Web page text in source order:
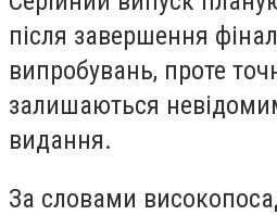
після завершення
випробувань, проте
залишаються
видання.
За словами